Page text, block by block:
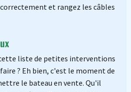
et rangez les câbles
cette liste de petites interventions
? Eh bien, c'est le moment de
le bateau en vente. Qu'il